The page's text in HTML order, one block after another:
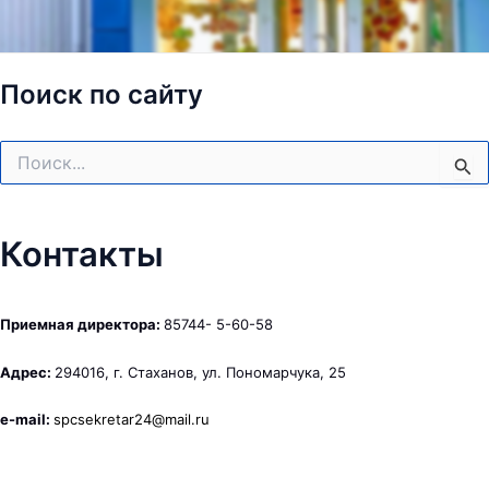
Поиск по сайту
Контакты
Приемная директора: 85744- 5-60-58
Адрес: 294016, г. Стаханов, ул. Пономарчука, 25
e-mail: spcsekretar24@mail.ru